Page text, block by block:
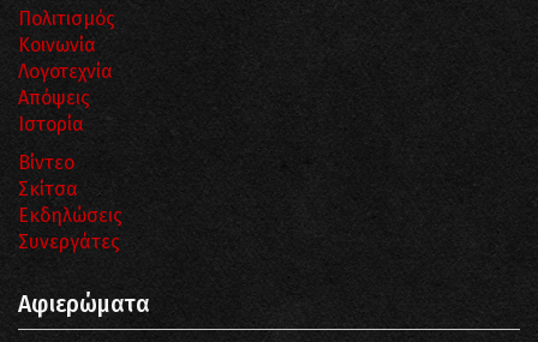
Πολιτισμός
Κοινωνία
Λογοτεχνία
Απόψεις
Ιστορία
Βίντεο
Σκίτσα
Εκδηλώσεις
Συνεργάτες
Αφιερώματα